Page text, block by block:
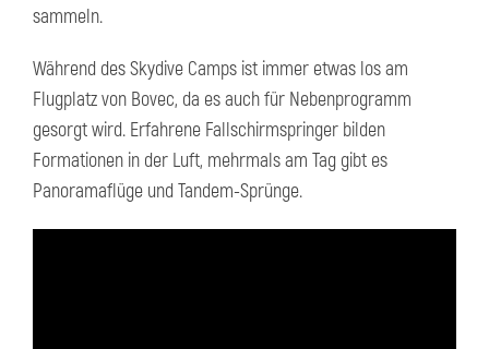
sammeln.
Während des Skydive Camps ist immer etwas los am
Flugplatz von Bovec, da es auch für Nebenprogramm
gesorgt wird. Erfahrene Fallschirmspringer bilden
Formationen in der Luft, mehrmals am Tag gibt es
Panoramaflüge und Tandem-Sprünge.